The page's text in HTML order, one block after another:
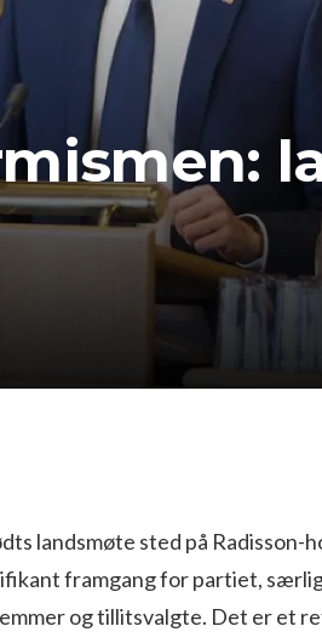
landsmøte sted på Radisson-
framgang for partiet, særlig
og tillitsvalgte. Det er et